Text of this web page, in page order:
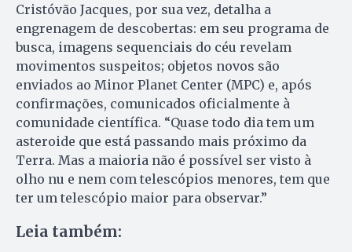
Cristóvão Jacques, por sua vez, detalha a
engrenagem de descobertas: em seu programa de
busca, imagens sequenciais do céu revelam
movimentos suspeitos; objetos novos são
enviados ao Minor Planet Center (MPC) e, após
confirmações, comunicados oficialmente à
comunidade científica. “Quase todo dia tem um
asteroide que está passando mais próximo da
Terra. Mas a maioria não é possível ser visto à
olho nu e nem com telescópios menores, tem que
ter um telescópio maior para observar.”
Leia também: